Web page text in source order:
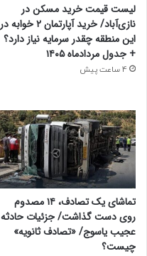
لیست قیمت خرید مسکن در
نازی‌آباد/ خرید آپارتمان ۲ خوابه در
این منطقه چقدر سرمایه نیاز دارد؟
+ جدول مردادماه ۱۴۰۵
4 ساعت پیش
تماشای یک تصادف، ۱۴ مصدوم
روی دست گذاشت/ جزئیات حادثه
عجیب یاسوج/ «تصادف ثانویه»
چیست؟